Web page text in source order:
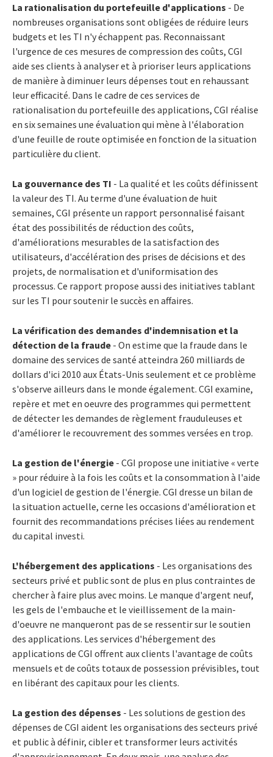
La rationalisation du portefeuille d'applications - De
nombreuses organisations sont obligées de réduire leurs
budgets et les TI n'y échappent pas. Reconnaissant
l'urgence de ces mesures de compression des coûts, CGI
aide ses clients à analyser et à prioriser leurs applications
de manière à diminuer leurs dépenses tout en rehaussant
leur efficacité. Dans le cadre de ces services de
rationalisation du portefeuille des applications, CGI réalise
en six semaines une évaluation qui mène à l'élaboration
d'une feuille de route optimisée en fonction de la situation
particulière du client.
La gouvernance des TI - La qualité et les coûts définissent
la valeur des TI. Au terme d'une évaluation de huit
semaines, CGI présente un rapport personnalisé faisant
état des possibilités de réduction des coûts,
d'améliorations mesurables de la satisfaction des
utilisateurs, d'accélération des prises de décisions et des
projets, de normalisation et d'uniformisation des
processus. Ce rapport propose aussi des initiatives tablant
sur les TI pour soutenir le succès en affaires.
La vérification des demandes d'indemnisation et la
détection de la fraude - On estime que la fraude dans le
domaine des services de santé atteindra 260 milliards de
dollars d'ici 2010 aux États-Unis seulement et ce problème
s'observe ailleurs dans le monde également. CGI examine,
repère et met en oeuvre des programmes qui permettent
de détecter les demandes de règlement frauduleuses et
d'améliorer le recouvrement des sommes versées en trop.
La gestion de l'énergie - CGI propose une initiative « verte
» pour réduire à la fois les coûts et la consommation à l'aide
d'un logiciel de gestion de l'énergie. CGI dresse un bilan de
la situation actuelle, cerne les occasions d'amélioration et
fournit des recommandations précises liées au rendement
du capital investi.
L'hébergement des applications - Les organisations des
secteurs privé et public sont de plus en plus contraintes de
chercher à faire plus avec moins. Le manque d'argent neuf,
les gels de l'embauche et le vieillissement de la main-
d'oeuvre ne manqueront pas de se ressentir sur le soutien
des applications. Les services d'hébergement des
applications de CGI offrent aux clients l'avantage de coûts
mensuels et de coûts totaux de possession prévisibles, tout
en libérant des capitaux pour les clients.
La gestion des dépenses - Les solutions de gestion des
dépenses de CGI aident les organisations des secteurs privé
et public à définir, cibler et transformer leurs activités